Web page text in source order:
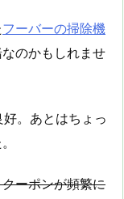
フーバーの掃除機
のかもしれませ
。あとはちょっ
ーポンが頻繁に